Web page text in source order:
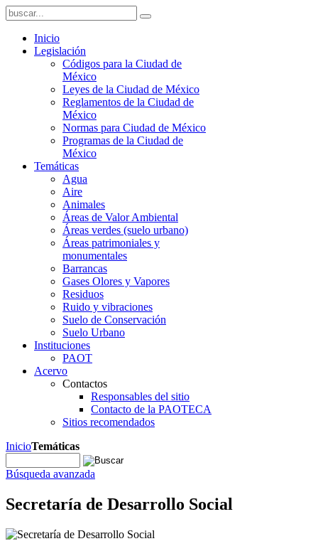
Inicio
Legislación
Códigos para la Ciudad de
México
Leyes de la Ciudad de México
Reglamentos de la Ciudad de
México
Normas para Ciudad de México
Programas de la Ciudad de
México
Temáticas
Agua
Aire
Animales
Áreas de Valor Ambiental
Áreas verdes (suelo urbano)
Áreas patrimoniales y
monumentales
Barrancas
Gases Olores y Vapores
Residuos
Ruido y vibraciones
Suelo de Conservación
Suelo Urbano
Instituciones
PAOT
Acervo
Contactos
Responsables del sitio
Contacto de la PAOTECA
Sitios recomendados
InicioTemáticas
Búsqueda avanzada
Secretaría de Desarrollo Social